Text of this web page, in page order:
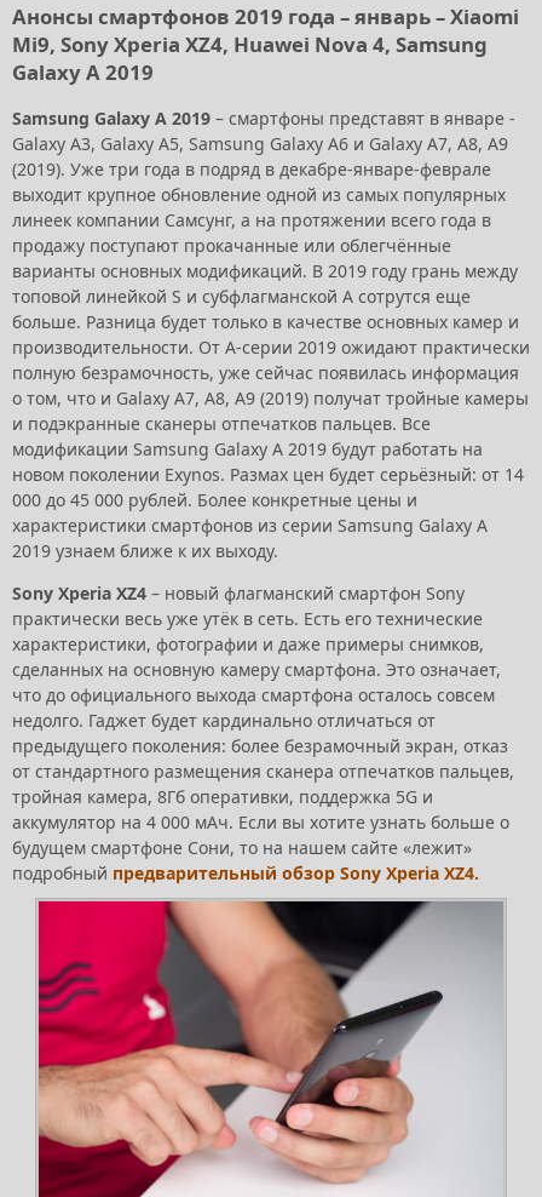
Анонсы смартфонов 2019 года – январь – Xiaomi
Mi9, Sony Xperia XZ4, Huawei Nova 4, Samsung
Galaxy A 2019
Samsung Galaxy A 2019 – смартфоны представят в январе -
Galaxy A3, Galaxy A5, Samsung Galaxy A6 и Galaxy A7, А8, А9
(2019). Уже три года в подряд в декабре-январе-феврале
выходит крупное обновление одной из самых популярных
линеек компании Самсунг, а на протяжении всего года в
продажу поступают прокачанные или облегчённые
варианты основных модификаций. В 2019 году грань между
топовой линейкой S и субфлагманской A сотрутся еще
больше. Разница будет только в качестве основных камер и
производительности. От A-серии 2019 ожидают практически
полную безрамочность, уже сейчас появилась информация
о том, что и Galaxy A7, А8, А9 (2019) получат тройные камеры
и подэкранные сканеры отпечатков пальцев. Все
модификации Samsung Galaxy A 2019 будут работать на
новом поколении Exynos. Размах цен будет серьёзный: от 14
000 до 45 000 рублей. Более конкретные цены и
характеристики смартфонов из серии Samsung Galaxy A
2019 узнаем ближе к их выходу.
Sony Xperia XZ4 – новый флагманский смартфон Sony
практически весь уже утёк в сеть. Есть его технические
характеристики, фотографии и даже примеры снимков,
сделанных на основную камеру смартфона. Это означает,
что до официального выхода смартфона осталось совсем
недолго. Гаджет будет кардинально отличаться от
предыдущего поколения: более безрамочный экран, отказ
от стандартного размещения сканера отпечатков пальцев,
тройная камера, 8Гб оперативки, поддержка 5G и
аккумулятор на 4 000 мАч. Если вы хотите узнать больше о
будущем смартфоне Сони, то на нашем сайте «лежит»
подробный предварительный обзор Sony Xperia XZ4.